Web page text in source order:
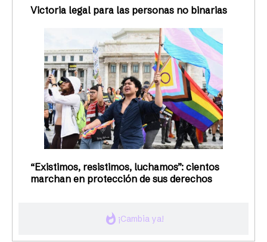
whatshot ¡Cambia ya!
Victoria legal para las personas no binarias
“Existimos, resistimos, luchamos”: cientos
marchan en protección de sus derechos